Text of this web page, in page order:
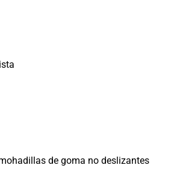
de goma no deslizantes